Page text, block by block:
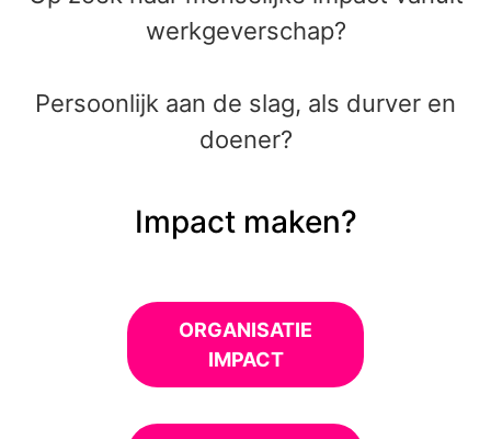
werkgeverschap?
Persoonlijk aan de slag, als durver en
doener?
Impact maken?
ORGANISATIE
IMPACT